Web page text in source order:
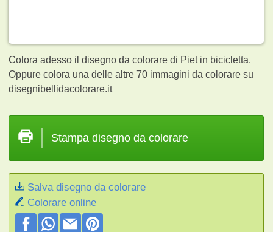
Colora adesso il disegno da colorare di Piet in bicicletta.
Oppure colora una delle altre 70 immagini da colorare su
disegnibellidacolorare.it
Stampa disegno da colorare
Salva disegno da colorare
Colorare online